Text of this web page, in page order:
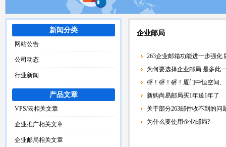
新闻分类
网站公告
公司动态
行业新闻
产品文章
VPS/云相关文章
企业推广相关文章
企业邮局相关文章
企业邮局
263企业邮箱功能进一步强化
为何要选择企业邮局 是多此
砰！砰！砰！厦门中恒空间
新购尚易邮局买1年送1年了
关于部分263邮件收不到的问
为什么要使用企业邮局?